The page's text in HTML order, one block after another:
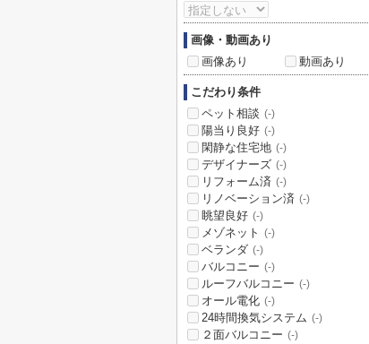
画像・動画あり
画像あり
動画あり
こだわり条件
ペット相談 (-)
陽当り良好 (-)
閑静な住宅地 (-)
デザイナーズ (-)
リフォーム済 (-)
リノベーション済 (-)
眺望良好 (-)
メゾネット (-)
ベランダ (-)
バルコニー (-)
ルーフバルコニー (-)
オール電化 (-)
24時間換気システム (-)
２面バルコニー (-)